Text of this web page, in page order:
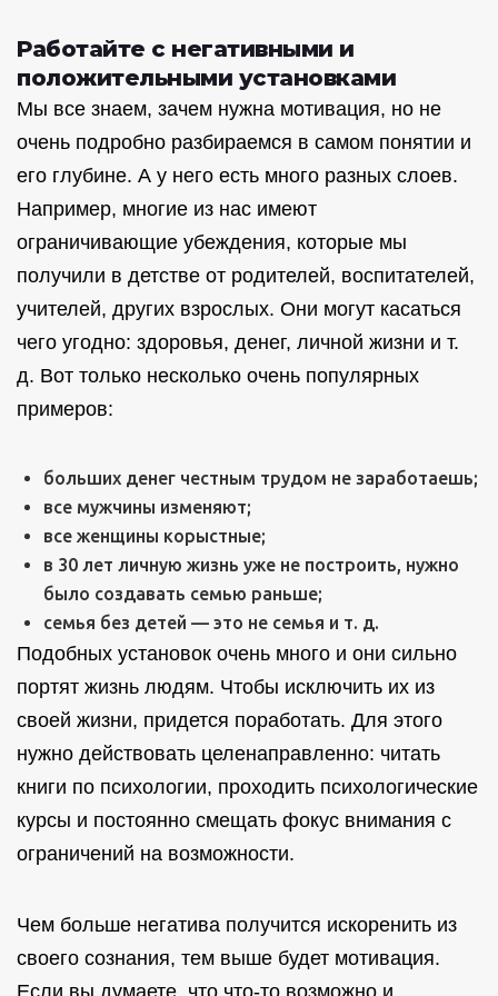
Работайте с негативными и
положительными установками
Мы все знаем, зачем нужна мотивация, но не
очень подробно разбираемся в самом понятии и
его глубине. А у него есть много разных слоев.
Например, многие из нас имеют
ограничивающие убеждения, которые мы
получили в детстве от родителей, воспитателей,
учителей, других взрослых. Они могут касаться
чего угодно: здоровья, денег, личной жизни и т.
д. Вот только несколько очень популярных
примеров:
больших денег честным трудом не заработаешь;
все мужчины изменяют;
все женщины корыстные;
в 30 лет личную жизнь уже не построить, нужно
было создавать семью раньше;
семья без детей — это не семья и т. д.
Подобных установок очень много и они сильно
портят жизнь людям. Чтобы исключить их из
своей жизни, придется поработать. Для этого
нужно действовать целенаправленно: читать
книги по психологии, проходить психологические
курсы и постоянно смещать фокус внимания с
ограничений на возможности.
Чем больше негатива получится искоренить из
своего сознания, тем выше будет мотивация.
Если вы думаете, что что-то возможно и